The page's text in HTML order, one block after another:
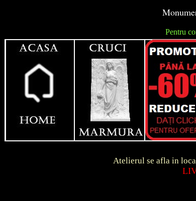
Pentru
Dunga
Atelierul se afla in localitatea
LIVRARE
S.C. Roca